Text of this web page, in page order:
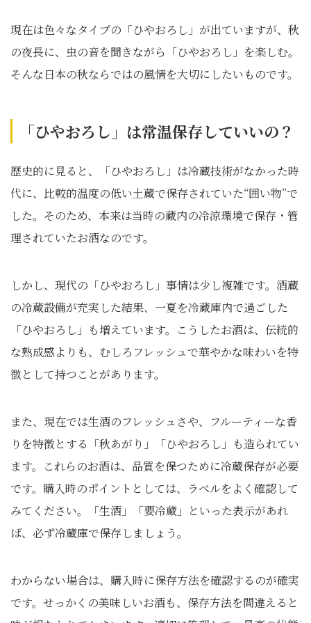
現在は色々なタイプの「ひやおろし」が出ていますが、秋
の夜長に、虫の音を聞きながら「ひやおろし」を楽しむ。
そんな日本の秋ならではの風情を大切にしたいものです。
「ひやおろし」は常温保存していいの？
歴史的に見ると、「ひやおろし」は冷蔵技術がなかった時
代に、比較的温度の低い土蔵で保存されていた“囲い物”で
した。そのため、本来は当時の蔵内の冷涼環境で保存・管
理されていたお酒なのです。
しかし、現代の「ひやおろし」事情は少し複雑です。酒蔵
の冷蔵設備が充実した結果、一夏を冷蔵庫内で過ごした
「ひやおろし」も増えています。こうしたお酒は、伝統的
な熟成感よりも、むしろフレッシュで華やかな味わいを特
徴として持つことがあります。
また、現在では生酒のフレッシュさや、フルーティーな香
りを特徴とする「秋あがり」「ひやおろし」も造られてい
ます。これらのお酒は、品質を保つために冷蔵保存が必要
です。購入時のポイントとしては、ラベルをよく確認して
みてください。「生酒」「要冷蔵」といった表示があれ
ば、必ず冷蔵庫で保存しましょう。
わからない場合は、購入時に保存方法を確認するのが確実
です。せっかくの美味しいお酒も、保存方法を間違えると